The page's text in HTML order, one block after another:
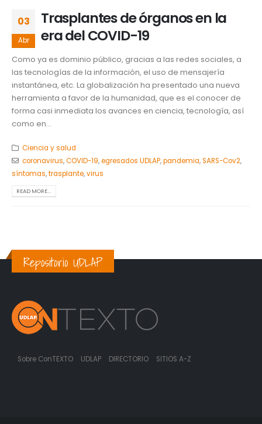
03
Abr
Trasplantes de órganos en la
era del COVID-19
Como ya es dominio público, gracias a las redes sociales, a
las tecnologías de la información, el uso de mensajería
instantánea, etc. La globalización ha presentado una nueva
herramienta a favor de la humanidad, que es el conocer de
forma casi inmediata los avances en ciencia, tecnología, así
como en...
Ciencia y salud
coronavirus,COVID-19,egresados UDLAP,pandemia,SARS-Cov2,
síntomas,trasplante,virus
READ MORE...
Repositorio UDLAP
Sobre ConTEXTO UDLAP DIRECTORIO SITIOS A-Z